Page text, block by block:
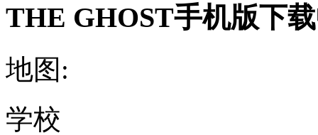
THE GHOST手机版下
地图:
学校